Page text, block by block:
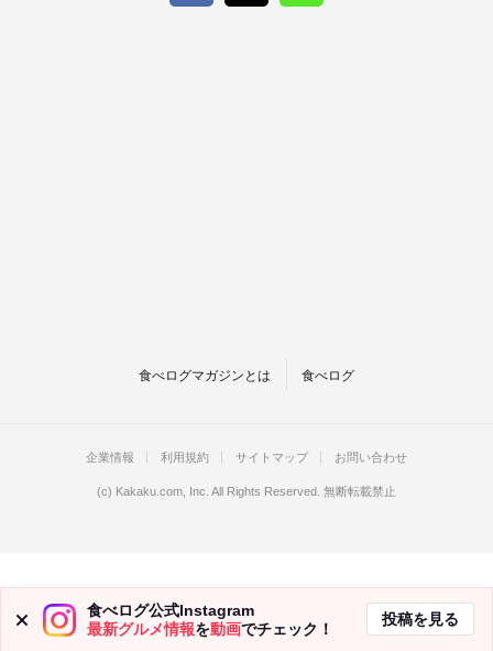
食べログマガジンとは 食べログ
食べログ公式Instagram
最新グルメ情報を動画でチェック！
投稿を見る
企業情報 利用規約 サイトマップ お問い合わせ
(c) Kakaku.com, Inc. All Rights Reserved. 無断転載禁止